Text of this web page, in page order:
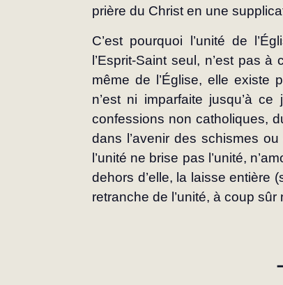
prière du Christ en une
C’est pourquoi l’unité de
l’Esprit-Saint seul, n’est pas
même de l’Église, elle existe
n’est ni imparfaite jusqu’à
confessions non catholiques,
dans l’avenir des schismes
l’unité ne brise pas l’unité,
dehors d’elle, la laisse entière
retranche de l’unité, à coup sûr